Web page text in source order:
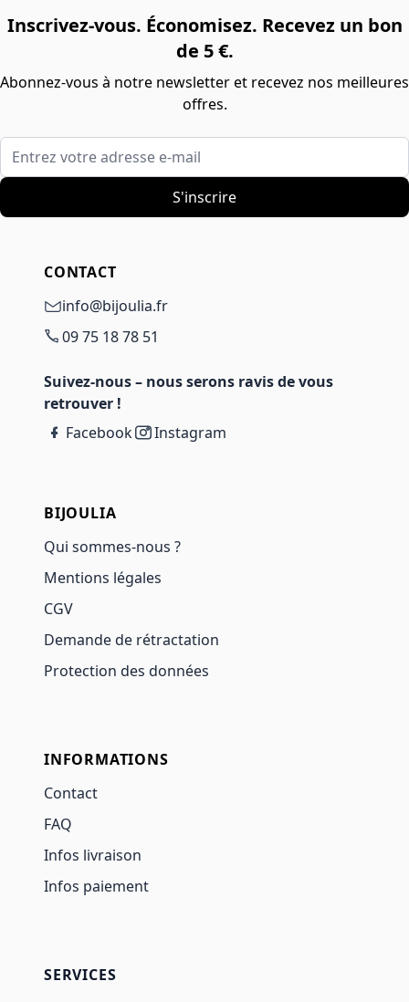
Inscrivez-vous. Économisez. Recevez un bon
de 5 €.
Abonnez-vous à notre newsletter et recevez nos meilleures
offres.
Entrez votre adresse e-mail
S'inscrire
CONTACT
info@bijoulia.fr
09 75 18 78 51
Suivez-nous – nous serons ravis de vous
retrouver !
Facebook
Instagram
BIJOULIA
Qui sommes-nous ?
Mentions légales
CGV
Demande de rétractation
Protection des données
INFORMATIONS
Contact
FAQ
Infos livraison
Infos paiement
SERVICES